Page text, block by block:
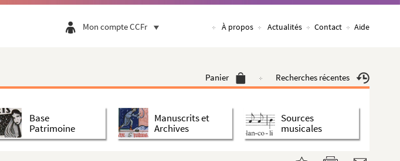
Mon compte CCFr À propos Actualités Contact Aide
Panier Recherches récentes
Base
Patrimoine
Manuscrits et
Archives
Sources
musicales